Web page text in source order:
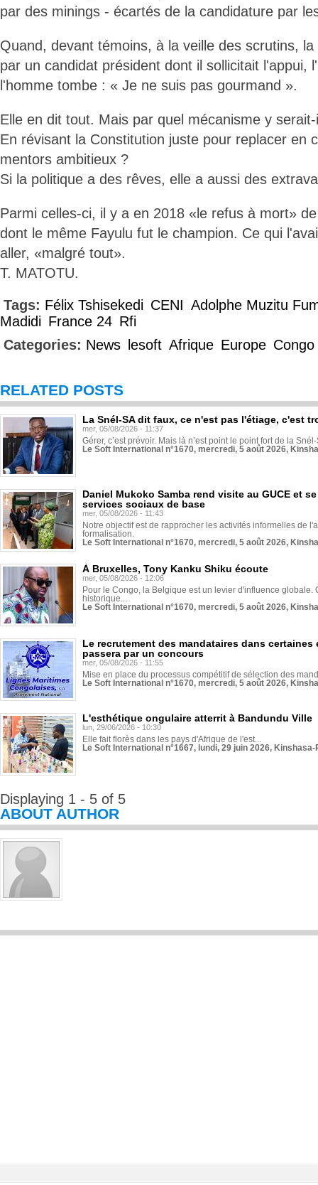
par des minings - écartés de la candidature par
Quand, devant témoins, à la veille des scrutins,
par un candidat président dont il sollicitait l'appui,
l'homme tombe : « Je ne suis pas gourmand ».
Elle en dit tout. Mais par quel mécanisme y
En révisant la Constitution juste pour replacer en
mentors ambitieux ?
Si la politique a des rêves, elle a aussi des
Parmi celles-ci, il y a en 2018 «le refus à mort»
dont le même Fayulu fut le champion. Ce qui
aller, «malgré tout».
T. MATOTU.
Tags: Félix Tshisekedi CENI Adolphe Muzitu
Madidi France 24 Rfi
Categories: News lesoft Afrique Europe Congo
RELATED POSTS
La Snél-SA dit faux, ce n'est pas l'étiage, c'est
mer, 05/08/2026 - 11:37
Gérer, c’est prévoir. Mais là n’est point le point fort de la
Le Soft International n°1670, mercredi, 5 août 2026,
Daniel Mukoko Samba rend visite au GUCE et
services sociaux de base
mer, 05/08/2026 - 11:43
Notre objectif est de rapprocher les activités informelles de
formalisation.
Le Soft International n°1670, mercredi, 5 août 2026,
À Bruxelles, Tony Kanku Shiku écoute
mer, 05/08/2026 - 12:06
Pour le Congo, la Belgique est un levier d'influence globale.
historique...
Le Soft International n°1670, mercredi, 5 août 2026,
Le recrutement des mandataires dans
passera par un concours
mer, 05/08/2026 - 11:55
Mise en place du processus compétitif de sélection des
Le Soft International n°1670, mercredi, 5 août 2026,
L'esthétique ongulaire atterrit à Bandundu Ville
lun, 29/06/2026 - 10:30
Elle fait florès dans les pays d'Afrique de l'est...
Le Soft International n°1667, lundi, 29 juin 2026,
Displaying 1 - 5 of 5
ABOUT AUTHOR